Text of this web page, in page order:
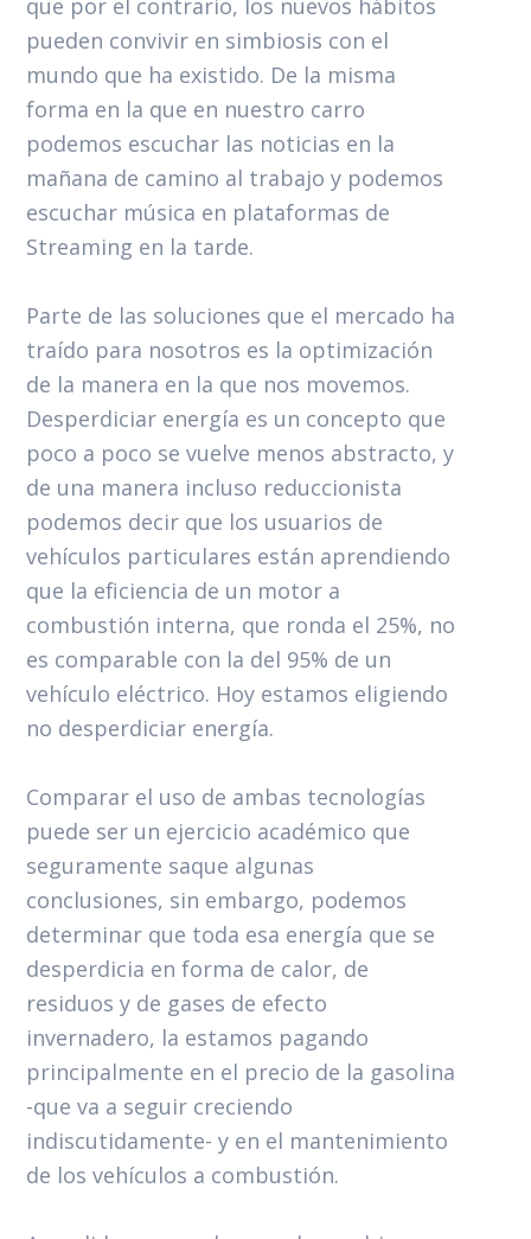
que por el contrario, los nuevos hábitos
pueden convivir en simbiosis con el
mundo que ha existido. De la misma
forma en la que en nuestro carro
podemos escuchar las noticias en la
mañana de camino al trabajo y podemos
escuchar música en plataformas de
Streaming en la tarde.
Parte de las soluciones que el mercado ha
traído para nosotros es la optimización
de la manera en la que nos movemos.
Desperdiciar energía es un concepto que
poco a poco se vuelve menos abstracto, y
de una manera incluso reduccionista
podemos decir que los usuarios de
vehículos particulares están aprendiendo
que la eficiencia de un motor a
combustión interna, que ronda el 25%, no
es comparable con la del 95% de un
vehículo eléctrico. Hoy estamos eligiendo
no desperdiciar energía.
Comparar el uso de ambas tecnologías
puede ser un ejercicio académico que
seguramente saque algunas
conclusiones, sin embargo, podemos
determinar que toda esa energía que se
desperdicia en forma de calor, de
residuos y de gases de efecto
invernadero, la estamos pagando
principalmente en el precio de la gasolina
-que va a seguir creciendo
indiscutidamente- y en el mantenimiento
de los vehículos a combustión.